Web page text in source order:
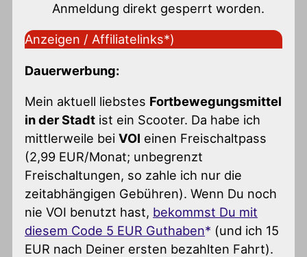
Anmeldung direkt gesperrt worden.
Anzeigen / Affiliatelinks*)
Dauerwerbung:
Mein aktuell liebstes Fortbewegungsmittel
in der Stadt ist ein Scooter. Da habe ich
mittlerweile beiVOI einen Freischaltpass
(2,99 EUR/Monat; unbegrenzt
Freischaltungen, so zahle ich nur die
zeitabhängigen Gebühren). Wenn Du noch
nie VOI benutzt hast, bekommst Du mit
diesem Code 5 EUR Guthaben
(und ich 15
EUR nach Deiner ersten bezahlten Fahrt).